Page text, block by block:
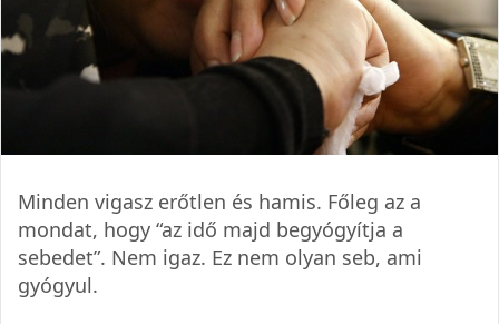
Minden vigasz erőtlen és hamis. Főleg az a
mondat, hogy “az idő majd begyógyítja a
sebedet”. Nem igaz. Ez nem olyan seb, ami
gyógyul.